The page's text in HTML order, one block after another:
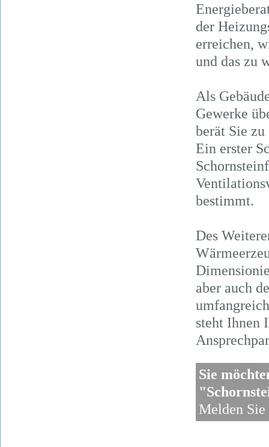
der
erreichen,
und das zu
Als
Gewerke
berät Sie zu
Ein erster
bestimmt.
Des
aber auch
steht Ihnen
Sie
Melden Sie